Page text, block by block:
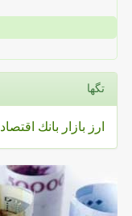
تگها
ارز بازار بانك اقتصاد